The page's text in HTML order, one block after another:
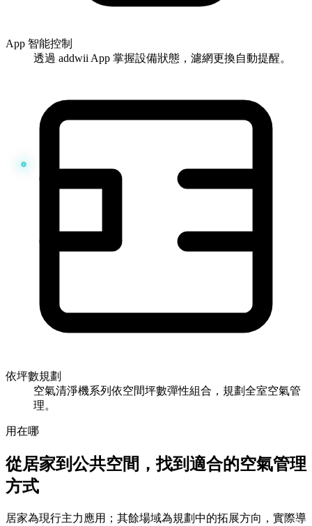
App 智能控制
透過 addwii App 掌握設備狀態，濾網更換自動提醒。
依坪數規劃
空氣清淨機系列依空間坪數彈性組合，規劃全室空氣管
理。
用在哪
從居家到公共空間，找到適合的空氣管理
方式
居家為現行主力應用；其餘場域為規劃中的拓展方向，實際導